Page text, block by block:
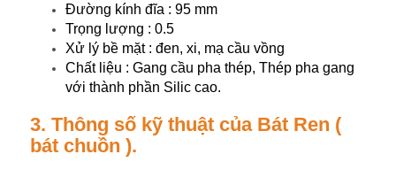
Đường kính đĩa : 95 mm
Trọng lượng : 0.5
Xử lý bề mặt : đen, xi, mạ cầu vồng
Chất liệu : Gang cầu pha thép, Thép pha gang
với thành phần Silic cao.
3. Thông số kỹ thuật của Bát Ren (
bát chuồn ).